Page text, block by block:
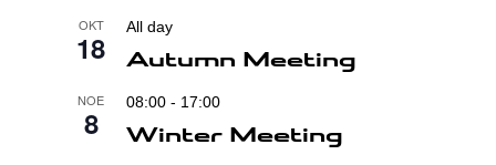
ΟΚΤ
18
All day
Autumn Meeting
ΝΟΈ
8
08:00 - 17:00
Winter Meeting